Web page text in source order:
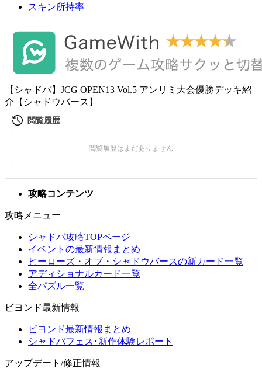
スキン所持率
【シャドバ】JCG OPEN13 Vol.5 アンリミ大会優勝デッキ紹
介【シャドウバース】
攻略コンテンツ
攻略メニュー
シャドバ攻略TOPページ
イベントの最新情報まとめ
ヒーローズ・オブ・シャドウバースの新カード一覧
アディショナルカード一覧
全パズル一覧
ビヨンド最新情報
ビヨンド最新情報まとめ
シャドバフェス･新作体験レポート
アップデート/修正情報